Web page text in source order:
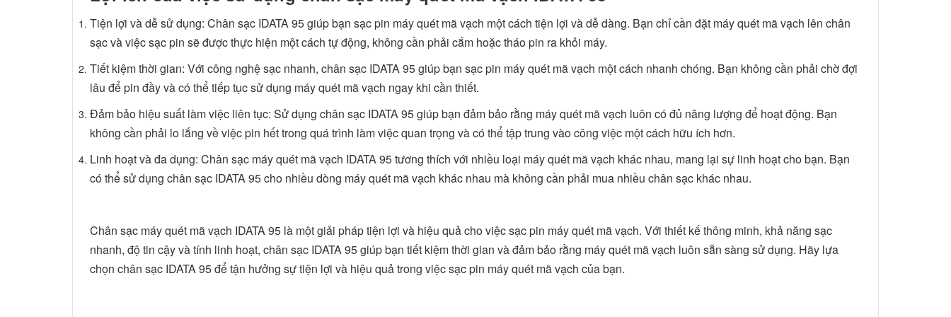
Tiện lợi và dễ sử dụng: Chân sạc IDATA 95 giúp bạn sạc pin máy quét mã vạch một cách tiện lợi và dễ dàng. Bạn chỉ cần đặt máy quét mã vạch lên chân
sạc và việc sạc pin sẽ được thực hiện một cách tự động, không cần phải cắm hoặc tháo pin ra khỏi máy.
Tiết kiệm thời gian: Với công nghệ sạc nhanh, chân sạc IDATA 95 giúp bạn sạc pin máy quét mã vạch một cách nhanh chóng. Bạn không cần phải chờ đợi
lâu để pin đầy và có thể tiếp tục sử dụng máy quét mã vạch ngay khi cần thiết.
Đảm bảo hiệu suất làm việc liên tục: Sử dụng chân sạc IDATA 95 giúp bạn đảm bảo rằng máy quét mã vạch luôn có đủ năng lượng để hoạt động. Bạn
không cần phải lo lắng về việc pin hết trong quá trình làm việc quan trọng và có thể tập trung vào công việc một cách hữu ích hơn.
Linh hoạt và đa dụng: Chân sạc máy quét mã vạch IDATA 95 tương thích với nhiều loại máy quét mã vạch khác nhau, mang lại sự linh hoạt cho bạn. Bạn
có thể sử dụng chân sạc IDATA 95 cho nhiều dòng máy quét mã vạch khác nhau mà không cần phải mua nhiều chân sạc khác nhau.
Chân sạc máy quét mã vạch IDATA 95 là một giải pháp tiện lợi và hiệu quả cho việc sạc pin máy quét mã vạch. Với thiết kế thông minh, khả năng sạc
nhanh, độ tin cậy và tính linh hoạt, chân sạc IDATA 95 giúp bạn tiết kiệm thời gian và đảm bảo rằng máy quét mã vạch luôn sẵn sàng sử dụng. Hãy lựa
chọn chân sạc IDATA 95 để tận hưởng sự tiện lợi và hiệu quả trong việc sạc pin máy quét mã vạch của bạn.